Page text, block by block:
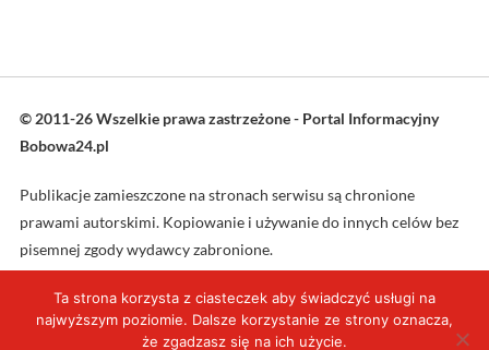
© 2011-26 Wszelkie prawa zastrzeżone - Portal Informacyjny
Bobowa24.pl
Publikacje zamieszczone na stronach serwisu są chronione
prawami autorskimi. Kopiowanie i używanie do innych celów bez
pisemnej zgody wydawcy zabronione.
Projekt oraz wykonanie: L4web.pl
Ta strona korzysta z ciasteczek aby świadczyć usługi na
najwyższym poziomie. Dalsze korzystanie ze strony oznacza,
że zgadzasz się na ich użycie.